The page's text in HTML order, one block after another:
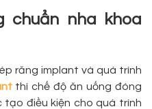
chuẩn nha khoa
răng implant và quá trình
thì chế độ ăn uống đóng
điều kiện cho quá trình